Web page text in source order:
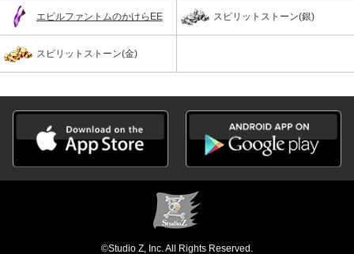
エビルファントムのかけらEE スピリットストーン(銀)
スピリットストーン(金)
©Studio Z, Inc. All Rights Reserved.